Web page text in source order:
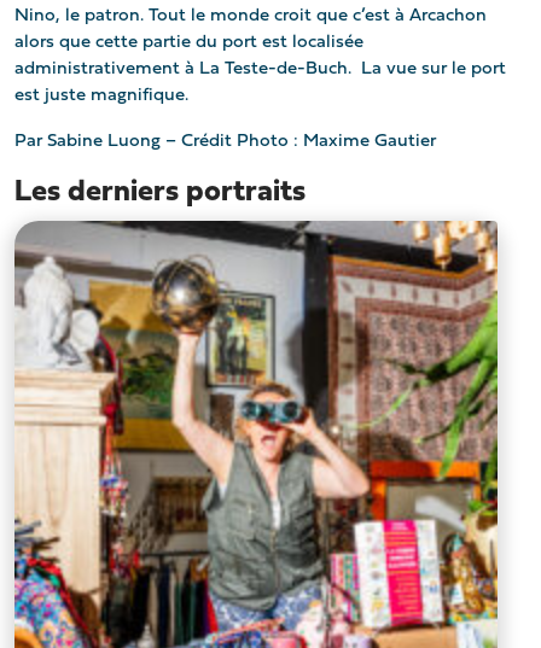
Nino, le patron. Tout le monde croit que c’est à Arcachon
alors que cette partie du port est localisée
administrativement à La Teste-de-Buch. La vue sur le port
est juste magnifique.
Par Sabine Luong – Crédit Photo : Maxime Gautier
Les derniers portraits